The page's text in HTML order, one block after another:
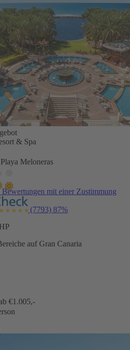
& Spa
Meloneras
mit einer Zustimmung
(7793) 87%
auf Gran Canaria
€1.005,-